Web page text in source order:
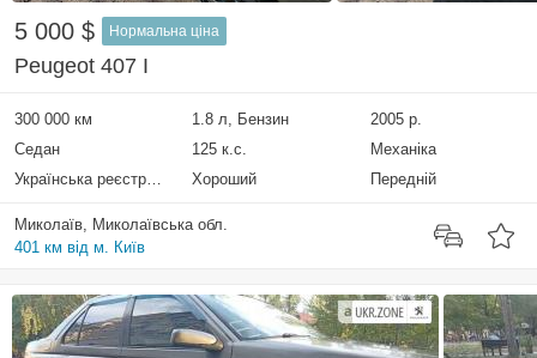
5 000 $ Нормальна ціна
Peugeot 407 I
300 000 км 1.8 л, Бензин
2005 р.
Седан
125 к.с.
Механіка
Українська реєстрація
Хороший Передній
Миколаїв, Миколаївська обл.
401 км від м. Київ